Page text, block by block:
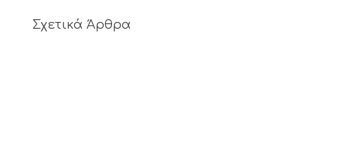
Σχετικά Άρθρα